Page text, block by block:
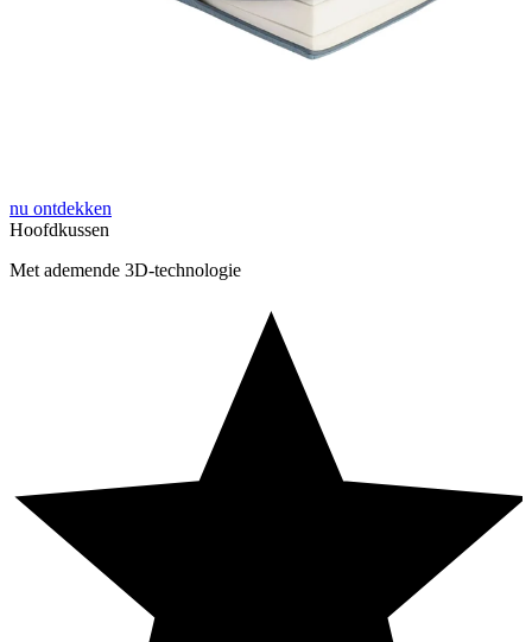
nu ontdekken
Hoofdkussen
Met ademende 3D-technologie